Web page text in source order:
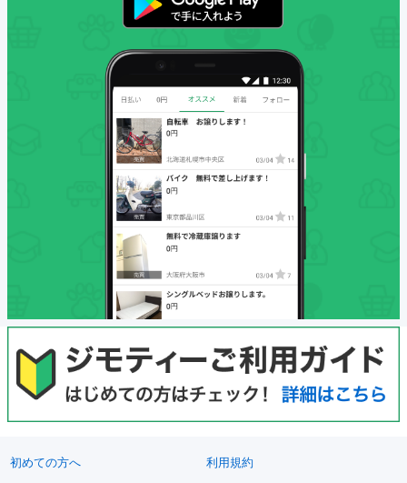
初めての方へ 利用規約